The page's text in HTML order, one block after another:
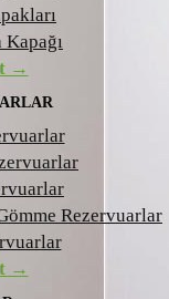
→
Rezervuarlar
→